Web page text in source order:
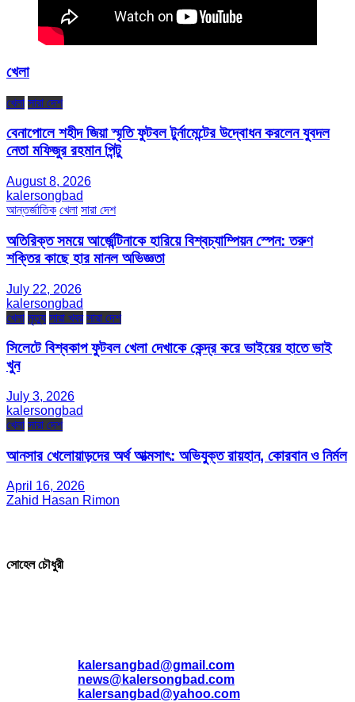
খেলা
খেলা সারা দেশ
বেনাপোলে শহীদ জিয়া স্মৃতি ফুটবল টুর্নামেন্টের উদ্বোধন করলেন যুবদল
নেতা মফিজুর রহমান পিন্টু
August 8, 2026
kalersongbad
আন্তর্জাতিক খেলা সারা দেশ
অতিরিক্ত সময়ে আর্জেন্টিনাকে হারিয়ে বিশ্বচ্যাম্পিয়ন স্পেন: তরুণ
শক্তির কাছে হার মানল অভিজ্ঞতা
July 22, 2026
kalersongbad
খেলা মৃত্যু সারা খবর সারা দেশ
সিলেটে বিশ্বকাপ ফুটবল খেলা দেখাকে কেন্দ্র করে ভাইয়ের হাতে ভাই
খুন
July 3, 2026
kalersongbad
খেলা সারা দেশ
আনসার খেলোয়াড়দের অর্থ আত্মসাৎ: অভিযুক্ত রায়হান, কোরবান ও নির্মল
April 16, 2026
Zahid Hasan Rimon
সোহেল চৌধুরী
kalersangbad@gmail.com
news@kalersongbad.com
kalersangbad@yahoo.com